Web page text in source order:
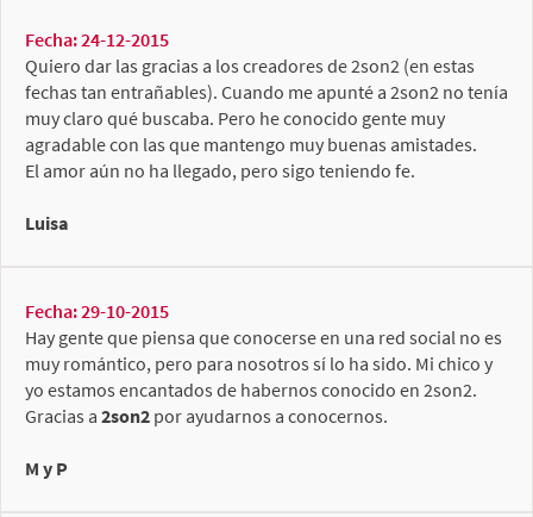
Fecha: 24-12-2015
Quiero dar las gracias a los creadores de 2son2 (en estas
fechas tan entrañables). Cuando me apunté a 2son2 no tenía
muy claro qué buscaba. Pero he conocido gente muy
agradable con las que mantengo muy buenas amistades.
El amor aún no ha llegado, pero sigo teniendo fe.
Luisa
Fecha: 29-10-2015
Hay gente que piensa que conocerse en una red social no es
muy romántico, pero para nosotros sí lo ha sido. Mi chico y
yo estamos encantados de habernos conocido en 2son2.
Gracias a 2son2 por ayudarnos a conocernos.
M y P